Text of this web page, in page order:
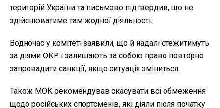
територій України та письмово підтвердив, що не
здійснюватиме там жодної діяльності.
Водночас у комітеті заявили, що й надалі стежитимуть
за діями ОКР і залишають за собою право повторно
запровадити санкції, якщо ситуація зміниться.
Також МОК рекомендував скасувати всі обмеження
щодо російських спортсменів, які діяли після початку